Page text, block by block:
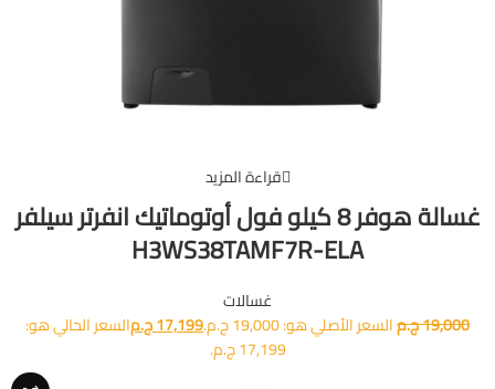
قراءة المزيد
غسالة هوفر 8 كيلو فول أوتوماتيك انفرتر سيلفر
H3WS38TAMF7R-ELA
غسالات
19,000ج.مالسعر الأصلي هو: 19,000 ج.م. 17,199ج.مالسعر الحالي هو:
17,199 ج.م.